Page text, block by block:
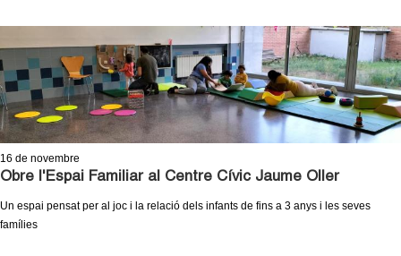
16 de novembre
Obre l'Espai Familiar al Centre Cívic Jaume Oller
Un espai pensat per al joc i la relació dels infants de fins a 3 anys i les seves
famílies